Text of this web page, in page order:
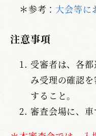
＊参考： 大会等に
注意事項
受審者は、各
み受理の確認
すること。
審査会場に、車